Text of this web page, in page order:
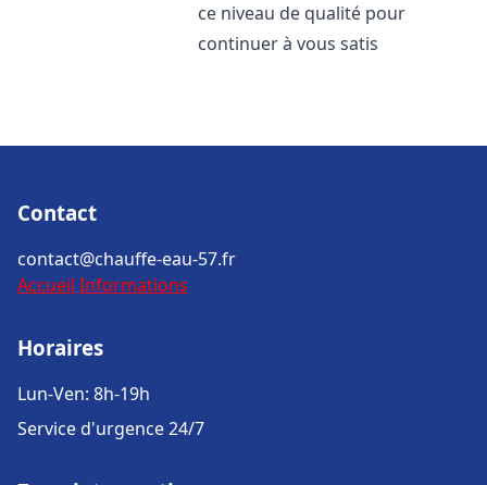
ce niveau de qualité pour
continuer à vous satis
Contact
contact@chauffe-eau-57.fr
Accueil Informations
Horaires
Lun-Ven: 8h-19h
Service d'urgence 24/7